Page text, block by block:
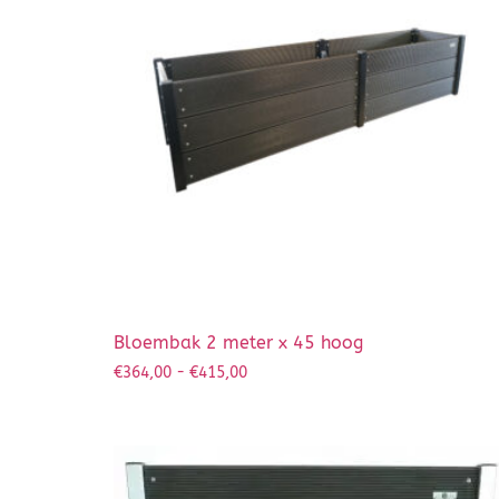
Bloembak 2 meter x 45 hoog
€364,00 - €415,00